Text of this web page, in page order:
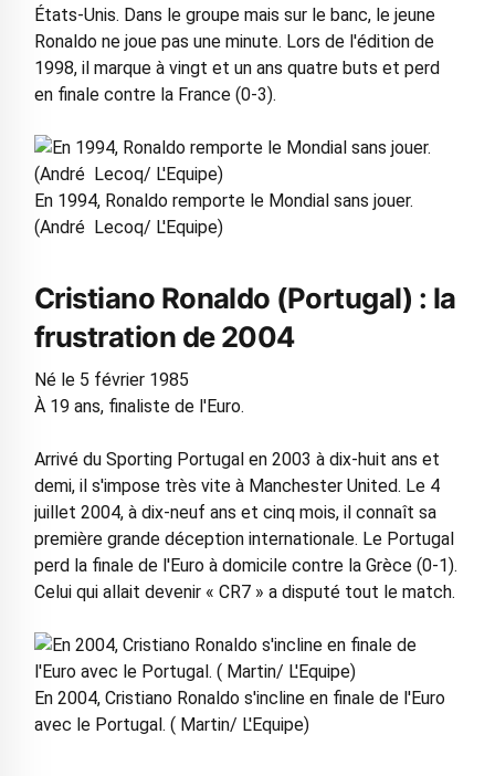
États-Unis. Dans le groupe mais sur le banc, le jeune
Ronaldo ne joue pas une minute. Lors de l'édition de
1998, il marque à vingt et un ans quatre buts et perd
en finale contre la France (0-3).
En 1994, Ronaldo remporte le Mondial sans jouer.
(André Lecoq/ L'Equipe)
Cristiano Ronaldo (Portugal) : la
frustration de 2004
Né le 5 février 1985
À 19 ans, finaliste de l'Euro.
Arrivé du Sporting Portugal en 2003 à dix-huit ans et
demi, il s'impose très vite à Manchester United. Le 4
juillet 2004, à dix-neuf ans et cinq mois, il connaît sa
première grande déception internationale. Le Portugal
perd la finale de l'Euro à domicile contre la Grèce (0-1).
Celui qui allait devenir « CR7 » a disputé tout le match.
En 2004, Cristiano Ronaldo s'incline en finale de l'Euro
avec le Portugal. ( Martin/ L'Equipe)